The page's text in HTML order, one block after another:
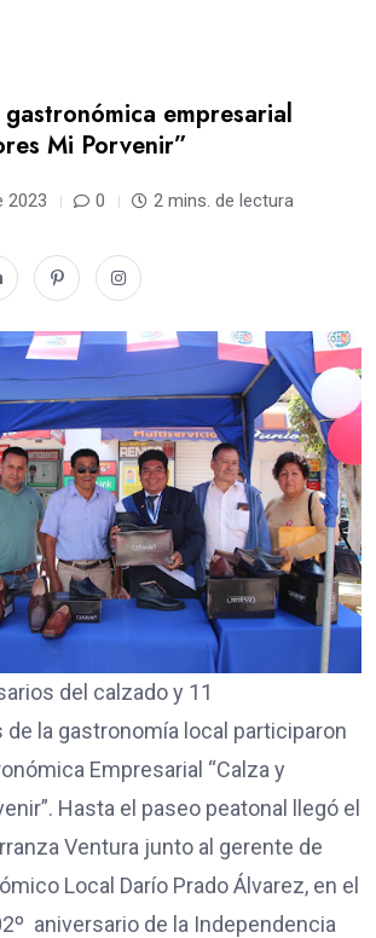
empresarial
Mi Porvenir”
2023 0 2 mins. de lectura
del calzado y 11
la gastronomía local participaron
Empresarial “Calza y
Hasta el paseo peatonal llegó el
Ventura junto al gerente de
Local Darío Prado Álvarez, en el
aniversario de la Independencia